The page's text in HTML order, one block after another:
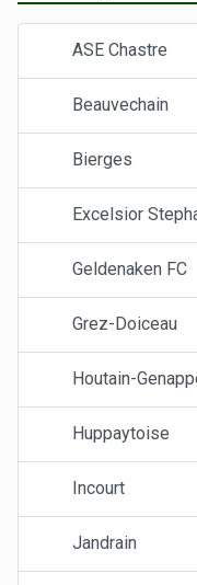
ASE Chastre
Beauvechain
Bierges
Excelsior
Geldenaken FC
Grez-Doiceau
Houtain-
Huppaytoise
Incourt
Jandrain